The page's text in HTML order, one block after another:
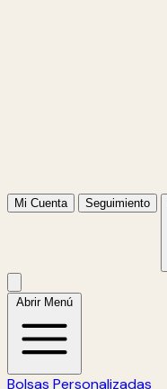
Mi Cuenta Seguimiento
Abrir Menú
Bolsas Personalizadas